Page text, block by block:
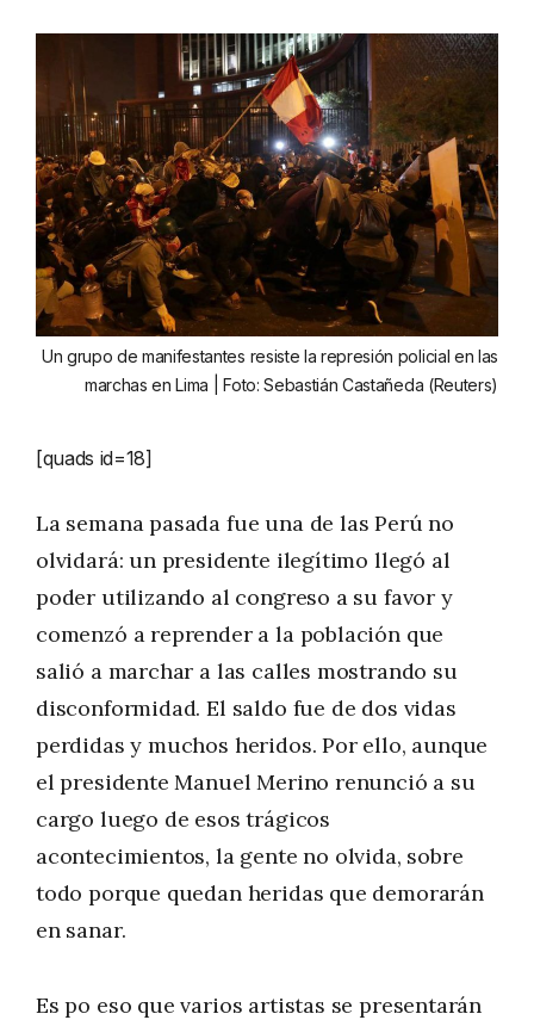
Un grupo de manifestantes resiste la represión policial en las
marchas en Lima | Foto: Sebastián Castañeda (Reuters)
[quads id=18]
La semana pasada fue una de las Perú no
olvidará: un presidente ilegítimo llegó al
poder utilizando al congreso a su favor y
comenzó a reprender a la población que
salió a marchar a las calles mostrando su
disconformidad. El saldo fue de dos vidas
perdidas y muchos heridos. Por ello, aunque
el presidente Manuel Merino renunció a su
cargo luego de esos trágicos
acontecimientos, la gente no olvida, sobre
todo porque quedan heridas que demorarán
en sanar.
Es po eso que varios artistas se presentarán